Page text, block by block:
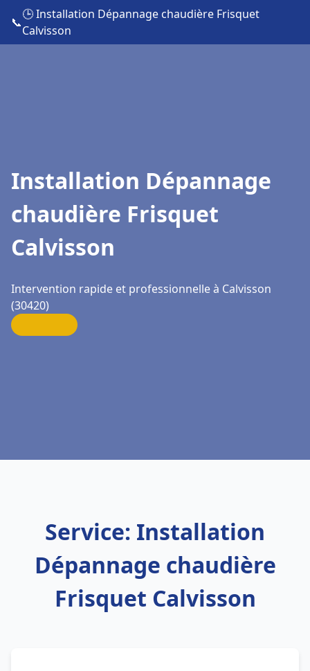
📞
🕒 Installation Dépannage chaudière Frisquet
Calvisson
Installation Dépannage
chaudière Frisquet
Calvisson
Intervention rapide et professionnelle à Calvisson
(30420)
Service: Installation
Dépannage chaudière
Frisquet Calvisson